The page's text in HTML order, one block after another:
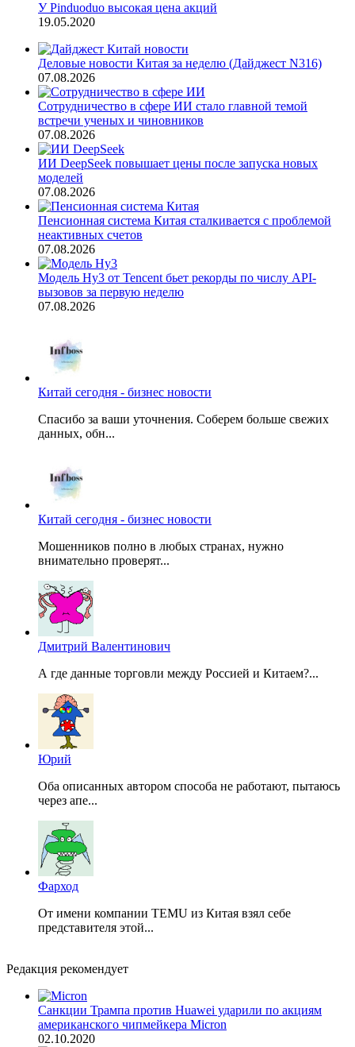
У Pinduoduo высокая цена акций
19.05.2020
Деловые новости Китая за неделю (Дайджест N316)
07.08.2026
Сотрудничество в сфере ИИ стало главной темой
встречи ученых и чиновников
07.08.2026
ИИ DeepSeek повышает цены после запуска новых
моделей
07.08.2026
Пенсионная система Китая сталкивается с проблемой
неактивных счетов
07.08.2026
Модель Hy3 от Tencent бьет рекорды по числу API-
вызовов за первую неделю
07.08.2026
Китай сегодня - бизнес новости
Спасибо за ваши уточнения. Соберем больше свежих
данных, обн...
Китай сегодня - бизнес новости
Мошенников полно в любых странах, нужно
внимательно проверят...
Дмитрий Валентинович
А где данные торговли между Россией и Китаем?...
Юрий
Оба описанных автором способа не работают, пытаюсь
через апе...
Фарход
От имени компании TEMU из Китая взял себе
представителя этой...
Редакция рекомендует
Санкции Трампа против Huawei ударили по акциям
американского чипмейкера Micron
02.10.2020